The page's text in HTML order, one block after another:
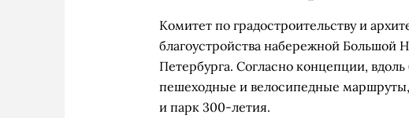
Комитет по градостроительству и
благоустройства набережной Большой
Петербурга. Согласно концепции,
пешеходные и велосипедные
и парк 300-летия.